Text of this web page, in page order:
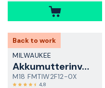
Back to work
MILWAUKEE
Akkumutterinväännin
M18 FMTIW2F12-0X
4,8